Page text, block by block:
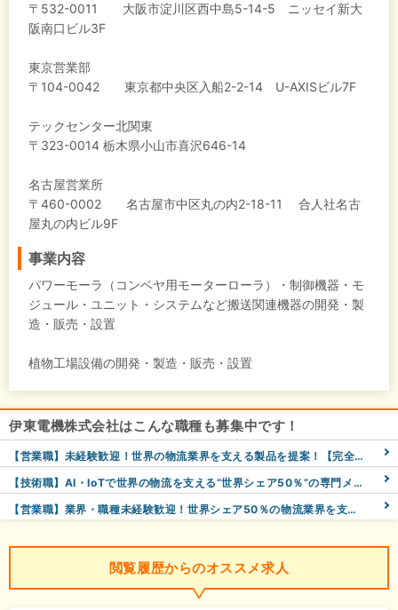
〒532-0011 大阪市淀川区西中島5-14-5 ニッセイ新大
阪南口ビル3F
東京営業部
〒104-0042 東京都中央区入船2-2-14 U-AXISビル7F
テックセンター北関東
〒323-0014 栃木県小山市喜沢646-14
名古屋営業所
〒460-0002 名古屋市中区丸の内2-18-11 合人社名古
屋丸の内ビル9F
事業内容
パワーモーラ（コンベヤ用モーターローラ）・制御機器・モ
ジュール・ユニット・システムなど搬送関連機器の開発・製
造・販売・設置
植物工場設備の開発・製造・販売・設置
伊東電機株式会社はこんな職種も募集中です！
【営業職】未経験歓迎！世界の物流業界を支える製品を提案！【完全週休2日制/年間休日125日】
【技術職】AI・IoTで世界の物流を支える“世界シェア50％“の専門メーカー！月給25万5千円～／未経験OK
【営業職】業界・職種未経験歓迎！世界シェア50％の物流業界を支える製品を提案する仕事【東京勤務】
閲覧履歴からのオススメ求人